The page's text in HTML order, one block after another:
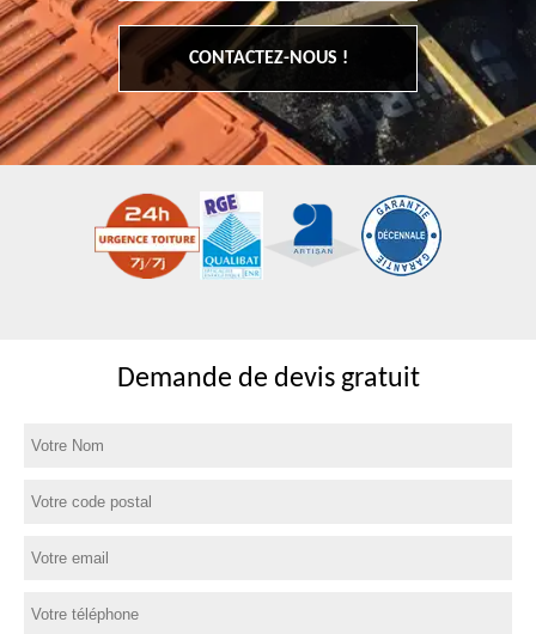
CONTACTEZ-NOUS !
Demande de devis gratuit